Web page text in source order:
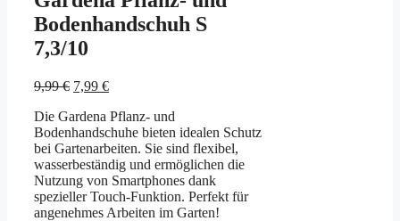
Bodenhandschuh S
7,3/10
9,99€ Ursprünglicher
war:
9,99 €
7,99 €Aktueller
ist:
7,99 €.
Die Gardena Pflanz- und
Bodenhandschuhe bieten idealen Schutz
bei Gartenarbeiten. Sie sind flexibel,
wasserbeständig und ermöglichen die
Nutzung von Smartphones dank
spezieller Touch-Funktion. Perfekt für
angenehmes Arbeiten im Garten!